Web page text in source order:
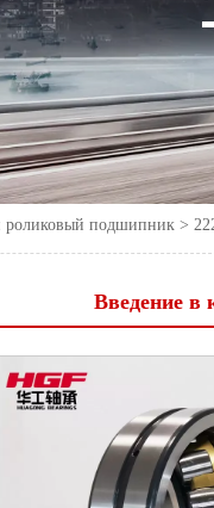
роликовый подшипник >
Введение в